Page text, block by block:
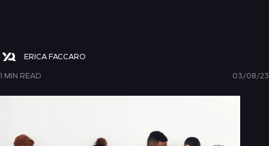
ERICA FACCARO
1 MIN READ 03/08/23